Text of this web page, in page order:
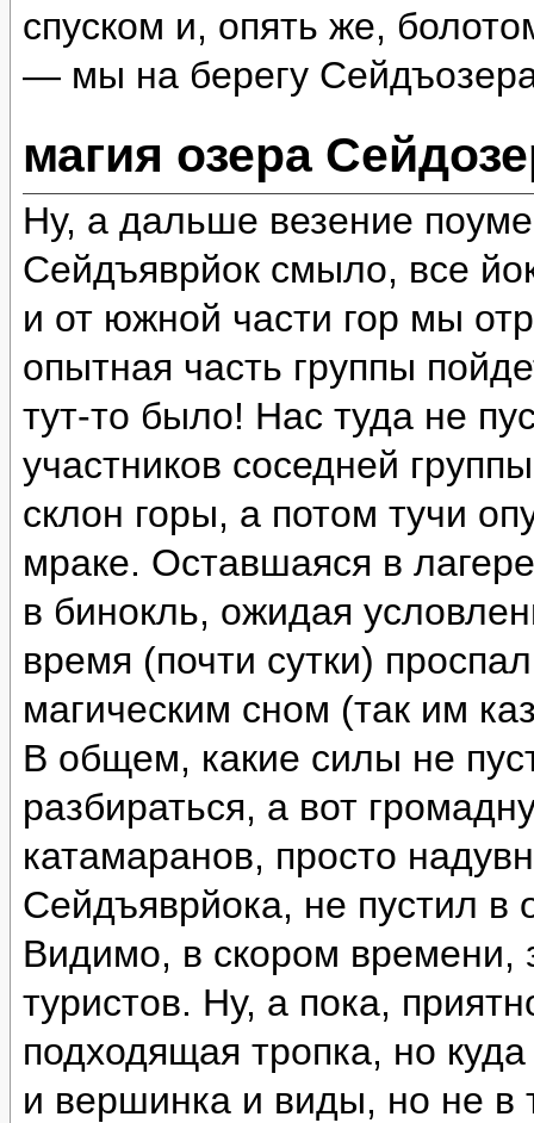
спуском и, опять же,
— мы на берегу
магия озера
Ну, а дальше везение
Сейдъяврйок смыло, все
и от южной части гор мы
опытная часть группы
тут-то было! Нас туда не
участников соседней
склон горы, а потом тучи
мраке. Оставшаяся в
в бинокль, ожидая
время (почти сутки)
магическим сном (так им
В общем, какие силы не
разбираться, а вот
катамаранов, просто
Сейдъяврйока, не пустил в
Видимо, в скором времени,
туристов. Ну, а пока,
подходящая тропка, но
и вершинка и виды, но не в